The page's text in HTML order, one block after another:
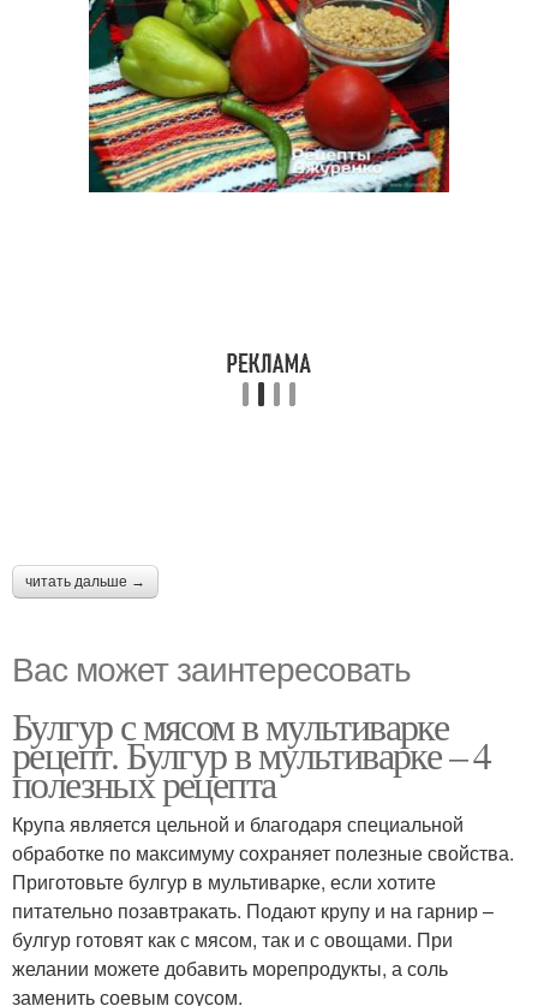
читать дальше →
Вас может заинтересовать
Булгур с мясом в мультиварке
рецепт. Булгур в мультиварке – 4
полезных рецепта
Крупа является цельной и благодаря специальной
обработке по максимуму сохраняет полезные свойства.
Приготовьте булгур в мультиварке, если хотите
питательно позавтракать. Подают крупу и на гарнир –
булгур готовят как с мясом, так и с овощами. При
желании можете добавить морепродукты, а соль
заменить соевым соусом.